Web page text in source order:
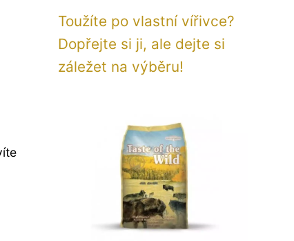
Toužíte po vlastní vířivce?
Dopřejte si ji, ale dejte si
záležet na výběru!